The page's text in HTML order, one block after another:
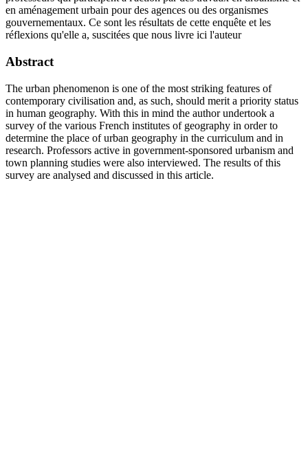
en aménagement urbain pour des agences ou des organismes
gouvernementaux. Ce sont les résultats de cette enquête et les
réflexions qu'elle a, suscitées que nous livre ici l'auteur
Abstract
The urban phenomenon is one of the most striking features of
contemporary civilisation and, as such, should merit a priority status
in human geography. With this in mind the author undertook a
survey of the various French institutes of geography in order to
determine the place of urban geography in the curriculum and in
research. Professors active in government-sponsored urbanism and
town planning studies were also interviewed. The results of this
survey are analysed and discussed in this article.